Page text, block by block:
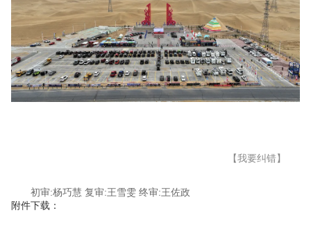
【我要纠错】
初审:杨巧慧 复审:王雪雯 终审:王佐政
附件下载：